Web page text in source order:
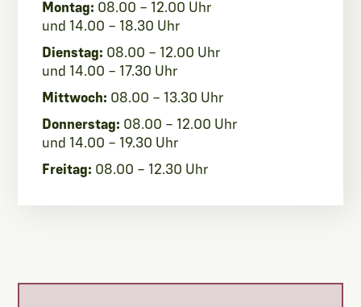
Montag: 08.00 – 12.00 Uhr
und 14.00 – 18.30 Uhr
Dienstag: 08.00 – 12.00 Uhr
und 14.00 – 17.30 Uhr
Mittwoch: 08.00 – 13.30 Uhr
Donnerstag: 08.00 – 12.00 Uhr
und 14.00 – 19.30 Uhr
Freitag: 08.00 – 12.30 Uhr